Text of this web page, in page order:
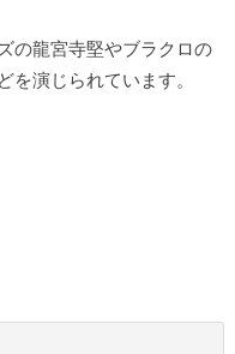
の龍宮寺堅やブラクロの
を演じられています。